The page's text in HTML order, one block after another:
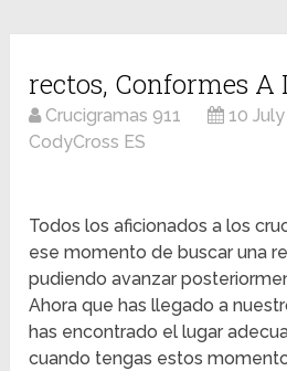
rectos, Conformes A
Crucigramas 911
10
CodyCross ES
Todos los aficionados a los
ese momento de buscar una
pudiendo avanzar
Ahora que has llegado a
has encontrado el lugar
cuando tengas estos